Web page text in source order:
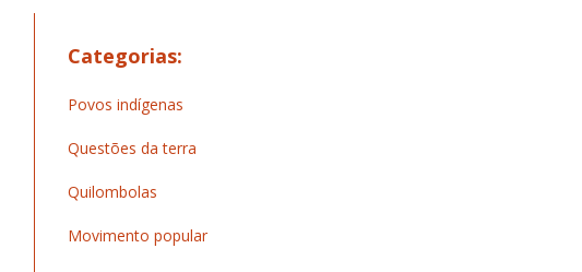
Categorias:
Povos indígenas
Questões da terra
Quilombolas
Movimento popular